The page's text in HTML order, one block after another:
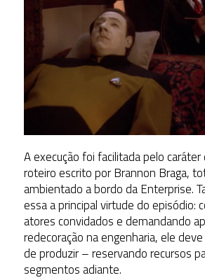
A execução foi facilitada pelo caráter
roteiro escrito por Brannon Braga,
ambientado a bordo da Enterprise.
essa a principal virtude do episódio:
atores convidados e demandando
redecoração na engenharia, ele
de produzir – reservando recursos
segmentos adiante.